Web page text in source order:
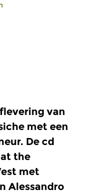
van
met een
De cd
the
met
Alessandro